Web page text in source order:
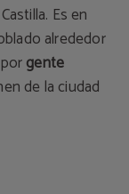
Es en
alrededor
gente
de la ciudad